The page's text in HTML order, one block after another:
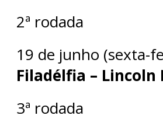
2ª rodada
19 de junho (sexta-
Filadélfia – Lincoln
3ª rodada